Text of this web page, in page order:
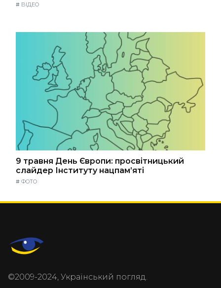
# ВІДЕО
9 травня День Європи: просвітницький
слайдер Інституту нацпам’яті
# ФОТО
©2009-2024, Український погляд.